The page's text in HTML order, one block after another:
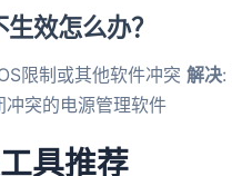
效怎么办？
限制或其他软件冲突 解决:
冲突的电源管理软件
具推荐